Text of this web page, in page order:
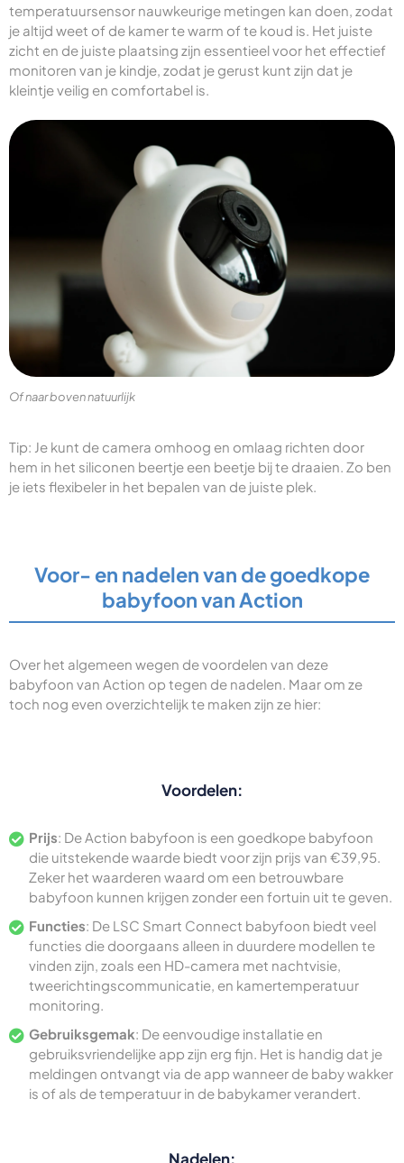
temperatuursensor nauwkeurige metingen kan doen, zodat
je altijd weet of de kamer te warm of te koud is. Het juiste
zicht en de juiste plaatsing zijn essentieel voor het effectief
monitoren van je kindje, zodat je gerust kunt zijn dat je
kleintje veilig en comfortabel is.
Of naar boven natuurlijk
Tip: Je kunt de camera omhoog en omlaag richten door
hem in het siliconen beertje een beetje bij te draaien. Zo ben
je iets flexibeler in het bepalen van de juiste plek.
Voor- en nadelen van de goedkope
babyfoon van Action
Over het algemeen wegen de voordelen van deze
babyfoon van Action op tegen de nadelen. Maar om ze
toch nog even overzichtelijk te maken zijn ze hier:
Voordelen:
Prijs: De Action babyfoon is een goedkope babyfoon
die uitstekende waarde biedt voor zijn prijs van €39,95.
Zeker het waarderen waard om een betrouwbare
babyfoon kunnen krijgen zonder een fortuin uit te geven.
Functies: De LSC Smart Connect babyfoon biedt veel
functies die doorgaans alleen in duurdere modellen te
vinden zijn, zoals een HD-camera met nachtvisie,
tweerichtingscommunicatie, en kamertemperatuur
monitoring.
Gebruiksgemak: De eenvoudige installatie en
gebruiksvriendelijke app zijn erg fijn. Het is handig dat je
meldingen ontvangt via de app wanneer de baby wakker
is of als de temperatuur in de babykamer verandert.
Nadelen: